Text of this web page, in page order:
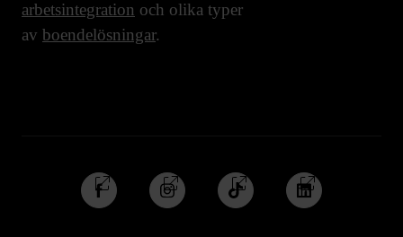
arbetsintegration och olika typer
av boendelösningar.
Följ
oss
Följ
oss
Följ
oss
Följ
oss